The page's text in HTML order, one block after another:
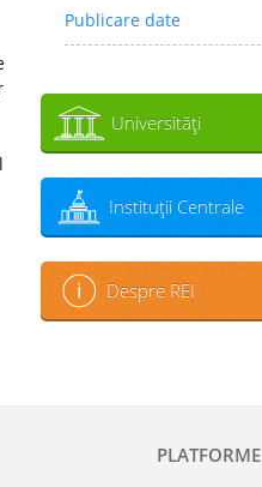
Publicare date
Universităţi
Instituţii Centrale
Despre REI
PLATFORME